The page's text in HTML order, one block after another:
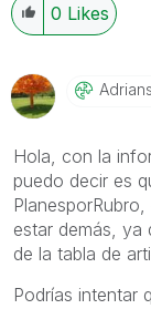
0 Likes
Hola, con la
puedo decir es
estar demás, ya
de la tabla de
Podrías intentar